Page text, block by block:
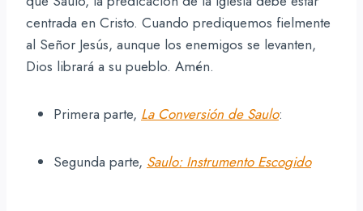
centrada en Cristo. Cuando prediquemos fielmente
al Señor Jesús, aunque los enemigos se levanten,
Dios librará a su pueblo. Amén.
Primera parte, La Conversión de Saulo:
Segunda parte, Saulo: Instrumento Escogido